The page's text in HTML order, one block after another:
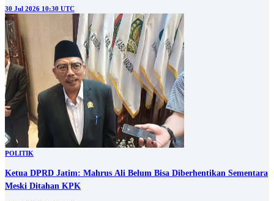
30 Jul 2026 10:30 UTC
POLITIK
Ketua DPRD Jatim: Mahrus Ali Belum Bisa Diberhentikan Sementara
Meski Ditahan KPK